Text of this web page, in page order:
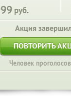
руб.
Акция
ПОВТОРИТЬ
Человек